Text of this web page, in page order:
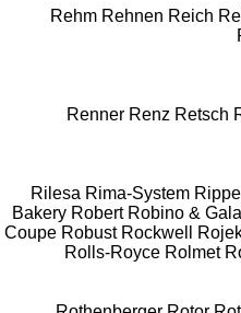
Rehm Rehnen Reich
Renner Renz Retsch
Rilesa Rima-System
Bakery Robert Robino &
Coupe Robust Rockwell
Rolls-Royce Rolmet